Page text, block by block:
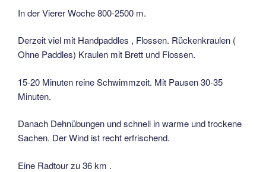
In der Vierer Woche 800-2500 m.
Derzeit viel mit Handpaddles , Flossen. Rückenkraulen (
Ohne Paddles) Kraulen mit Brett und Flossen.
15-20 Minuten reine Schwimmzeit. Mit Pausen 30-35
Minuten.
Danach Dehnübungen und schnell in warme und trockene
Sachen. Der Wind ist recht erfrischend.
Eine Radtour zu 36 km .